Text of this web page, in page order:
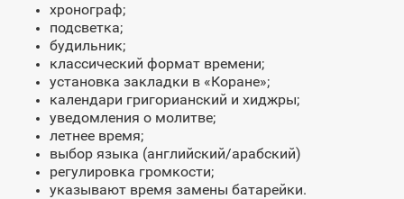
хронограф;
подсветка;
будильник;
классический формат времени;
установка закладки в «Коране»;
календари григорианский и хиджры;
уведомления о молитве;
летнее время;
выбор языка (английский/арабский)
регулировка громкости;
указывают время замены батарейки.